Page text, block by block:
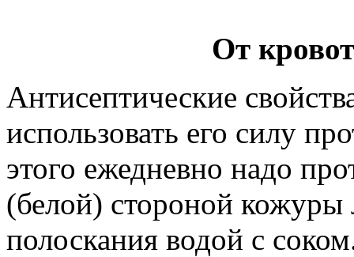
От
Антисептические
использовать его силу
этого ежедневно надо
(белой) стороной кожуры
полоскания водой с